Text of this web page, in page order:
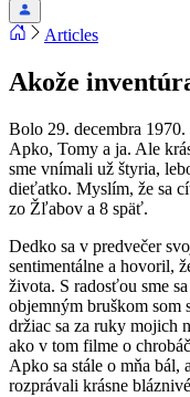
Articles
Akože
Bolo 29. decembra
Apko, Tomy a ja. Ale
sme vnímali už štyria,
dieťatko. Myslím, že sa
zo Žľabov a 8 späť.
Dedko sa v predvečer
sentimentálne a hovoril,
života. S radosťou sme
objemným bruškom som
držiac sa za ruky mojich
ako v tom filme o
Apko sa stále o mňa bál,
rozprávali krásne